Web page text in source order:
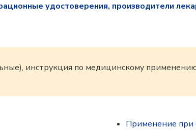
удостоверения, производители
инструкция по медицинскому
Применение при